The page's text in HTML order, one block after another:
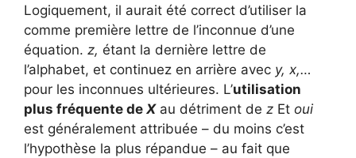
Logiquement, il aurait été correct d’utiliser la
comme première lettre de l’inconnue d’une
équation. z, étant la dernière lettre de
l’alphabet, et continuez en arrière avec y, x,…
pour les inconnues ultérieures. L’utilisation
plus fréquente de X au détriment de z Et oui
est généralement attribuée – du moins c’est
l’hypothèse la plus répandue – au fait que